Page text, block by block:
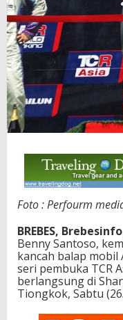
Foto : Perfourm
BREBES,
Benny Santoso,
kancah balap mobil
seri pembuka TCR
berlangsung di
Tiongkok, Sabtu